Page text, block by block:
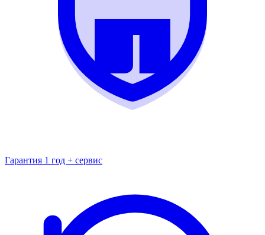
Гарантия 1 год + сервис